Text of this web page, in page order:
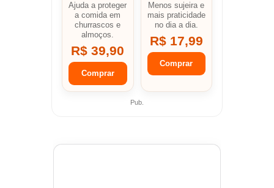
Ajuda a proteger
a comida em
churrascos e
almoços.
R$ 39,90
Comprar
Menos sujeira e
mais praticidade
no dia a dia.
R$ 17,99
Comprar
Pub.